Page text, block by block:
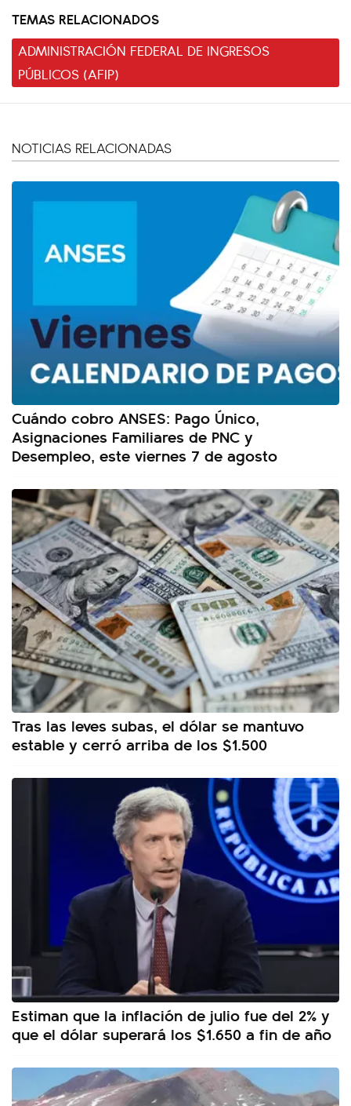
TEMAS RELACIONADOS
ADMINISTRACIÓN FEDERAL DE INGRESOS
PÚBLICOS (AFIP)
NOTICIAS RELACIONADAS
Cuándo cobro ANSES: Pago Único,
Asignaciones Familiares de PNC y
Desempleo, este viernes 7 de agosto
Tras las leves subas, el dólar se mantuvo
estable y cerró arriba de los $1.500
Estiman que la inflación de julio fue del 2% y
que el dólar superará los $1.650 a fin de año